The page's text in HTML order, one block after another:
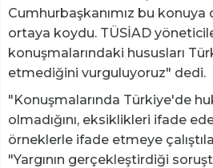
Cumhurbaşkanımız bu
ortaya koydu. TÜSİAD
konuşmalarındaki hususları
etmediğini vurguluyoruz" dedi.
"Konuşmalarında Türkiye'de
olmadığını, eksiklikleri ifade
örneklerle ifade etmeye
"Yargının gerçekleştirdiği